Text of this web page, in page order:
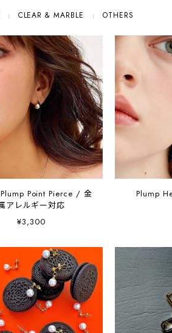
CLEAR & MARBLE OTHERS
Point Pierce / 金
アレルギー対応
¥3,300
Plump